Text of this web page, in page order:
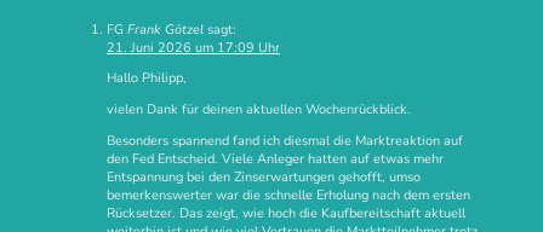
FG Frank Götzel sagt:
21. Juni 2026 um 17:09 Uhr
Hallo Philipp,
vielen Dank für deinen aktuellen Wochenrückblick.
Besonders spannend fand ich diesmal die Marktreaktion auf
den Fed Entscheid. Viele Anleger hatten auf etwas mehr
Entspannung bei den Zinserwartungen gehofft, umso
bemerkenswerter war die schnelle Erholung nach dem ersten
Rücksetzer. Das zeigt, wie hoch die Kaufbereitschaft aktuell